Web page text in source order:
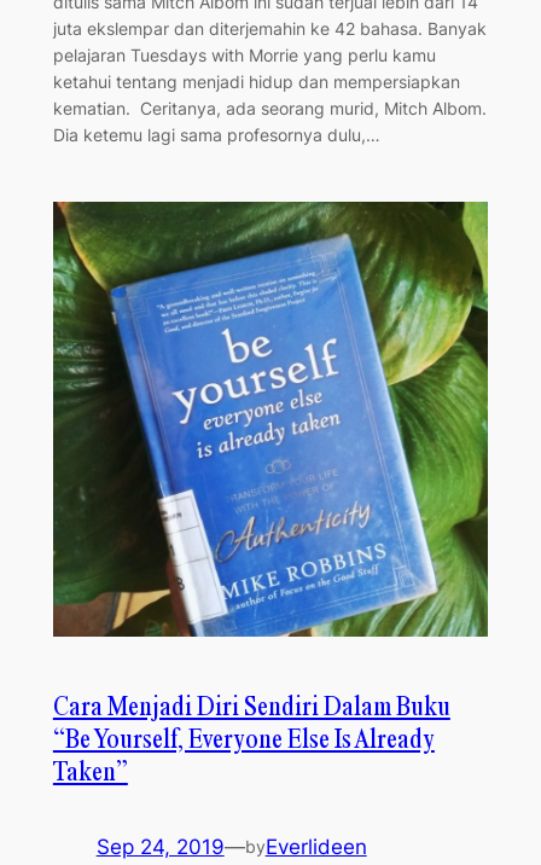
juta ekslempar dan diterjemahin ke 42 bahasa. Banyak
pelajaran Tuesdays with Morrie yang perlu kamu
ketahui tentang menjadi hidup dan mempersiapkan
kematian. Ceritanya, ada seorang murid, Mitch Albom.
Dia ketemu lagi sama profesornya dulu,…
Cara Menjadi Diri Sendiri Dalam Buku
“Be Yourself, Everyone Else Is Already
Taken”
Sep 24, 2019—byEverlideen